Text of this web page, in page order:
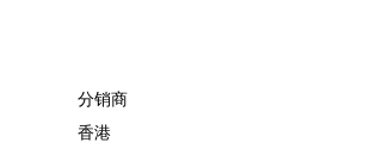
分销商
香港